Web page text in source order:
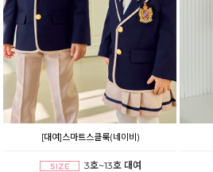
[대여]스마트스클룩(네이비)
3호~13호 대여